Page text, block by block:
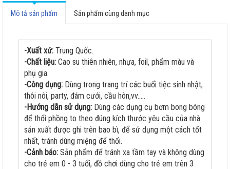
Mô tả sản phẩm Sản phẩm cùng danh mục
-Xuất xứ: Trung Quốc.
-Chất liệu: Cao su thiên nhiên, nhựa, foil, phẩm màu và
phụ gia.
-Công dụng: Dùng trong trang trí các buổi tiệc sinh nhật,
thôi nôi, party, đám cưới, cầu hôn,vv.....
-Hướng dẫn sử dụng: Dùng các dụng cụ bơm bong bóng
để thổi phồng to theo đúng kích thước yêu cầu của nhà
sản xuất được ghi trên bao bì, để sử dụng một cách tốt
nhất, tránh dùng miệng để thổi.
-Cảnh báo: Sản phẩm để tránh xa tầm tay và không dùng
cho trẻ em 0 - 3 tuổi, đồ chơi dùng cho trẻ em trên 3